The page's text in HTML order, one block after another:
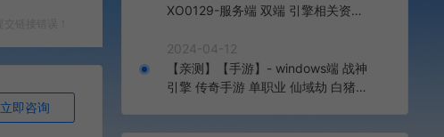
立即咨询
XO0129-服务端 双端 引擎相关资料
户端 无版本
2024-04-12
【亲测】【手游】- windows端 战神
引擎 传奇手游 单职业 仙域劫 白猪3.